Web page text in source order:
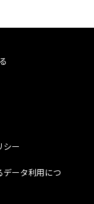
シー
データ利用につ